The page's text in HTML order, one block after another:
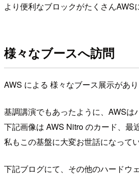
より便利なブロックがたくさんAWS
様々なブースへ訪問
AWS による 様々なブース展示があり
基調講演でもあったように、AWSは
下記画像は AWS Nitro のカード、最
私もこの基盤に大変お世話になってい
下記ブログにて、その他のハードウ